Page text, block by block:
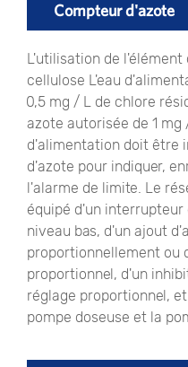
Compteur d'azote
L'utilisation de
cellulose L'eau
0,5 mg / L de chlore
azote autorisée de 1 mg
d'alimentation doit être
d'azote pour indiquer,
l'alarme de limite. Le
équipé d'un interrupteur
niveau bas, d'un ajout
proportionnellement ou
proportionnel, d'un
réglage proportionnel,
pompe doseuse et la